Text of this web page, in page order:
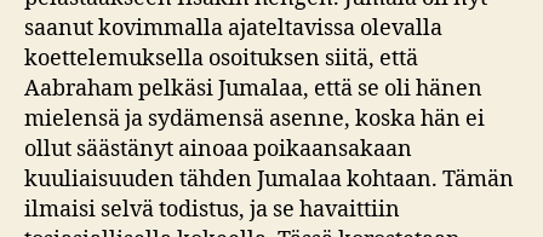
saanut kovimmalla ajateltavissa olevalla
koettelemuksella osoituksen siitä, että
Aabraham pelkäsi Jumalaa, että se oli hänen
mielensä ja sydämensä asenne, koska hän ei
ollut säästänyt ainoaa poikaansakaan
kuuliaisuuden tähden Jumalaa kohtaan. Tämän
ilmaisi selvä todistus, ja se havaittiin